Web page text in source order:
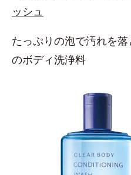
ッシュ
たっぷりの泡で汚れを
のボディ洗浄料